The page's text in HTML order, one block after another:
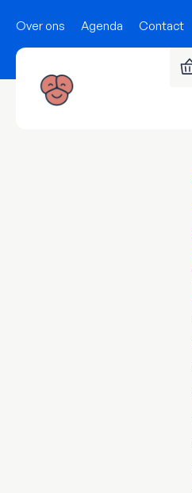
Over ons Agenda Contact